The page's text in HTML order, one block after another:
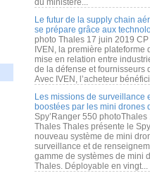
du ministère...
Le futur de la supply chain
se prépare grâce aux
photo Thales 17 juin 2019
IVEN, la première plateforme
mise en relation entre
de la défense et fournisseurs
Avec IVEN, l’acheteur
Les missions de surveillance
boostées par les mini drones
Spy’Ranger 550
Thales Thales présente le
nouveau système de mini
surveillance et de
gamme de systèmes de mini
Thales. Déployable en vingt...